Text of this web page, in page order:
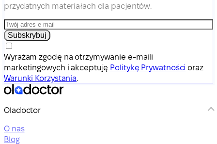
przydatnych materiałach dla pacjentów.
Subskrybuj
Wyrażam zgodę na otrzymywanie e-maili
marketingowych i akceptuję Politykę Prywatności oraz
Warunki Korzystania.
Oladoctor
O nas
Blog